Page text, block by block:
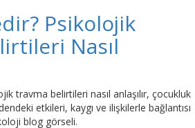
Psikolojik
Nasıl